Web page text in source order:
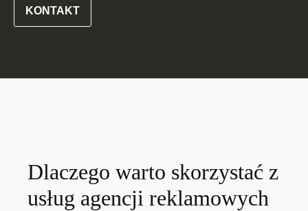
KONTAKT
Dlaczego warto skorzystać z
usług agencji reklamowych